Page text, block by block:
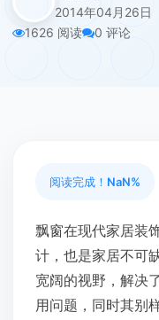
2014年04月26日
1626 阅读
0 评论
阅读完成！ NaN%
飘窗在现代家居装
计，也是家居不可
宽阔的视野，解决
用问题，同时其别